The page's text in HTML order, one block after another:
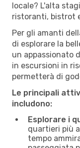
locale? L'alta
ristoranti, bistrot
Per gli amanti
di esplorare la
un appassionato
in escursioni in
permetterà di
Le principali
includono:
Esplorare i
quartieri più
tempo